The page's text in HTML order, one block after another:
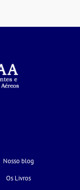
Nosso blog
Os Livros